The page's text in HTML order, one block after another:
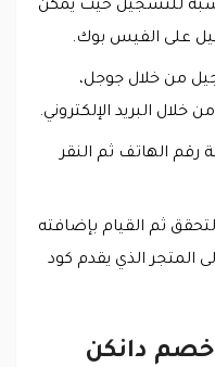
للتسجيل حيث يمكن
على الفيس بوك.
من خلال جوجل،
خلال البريد الإلكتروني.
رقم الهاتف ثم النقر
ثم القيام بإضافته
الذي يقدم كود
دانكن